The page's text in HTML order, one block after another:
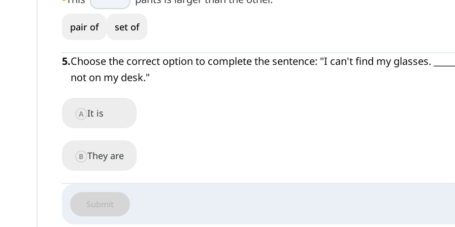
pair of set of
5.Choose the correct option to complete the sentence: "I can't find my glasses.
not on my desk."
A It is
B They are
Submit